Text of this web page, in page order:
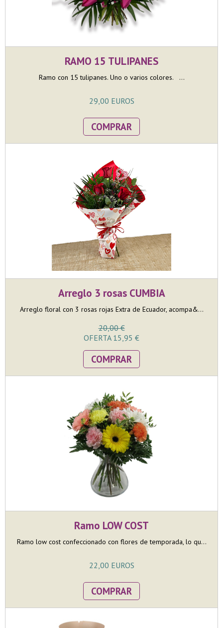
RAMO 15 TULIPANES
Ramo con 15 tulipanes. Uno o varios colores. ...
29,00 EUROS
COMPRAR
Arreglo 3 rosas CUMBIA
Arreglo floral con 3 rosas rojas Extra de Ecuador, acompa&...
20,00 €
OFERTA 15,95 €
COMPRAR
Ramo LOW COST
Ramo low cost confeccionado con flores de temporada, lo qu...
22,00 EUROS
COMPRAR